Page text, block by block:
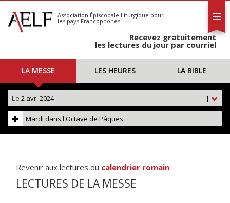
S'abonner
Calendrier
Association Épiscopale Liturgique pour
les pays Francophones
Recevez gratuitement
les lectures du jour par courriel
LA MESSE LES HEURES LA BIBLE
|
Le 2 avr. 2024
Mardi dans l'Octave de Pâques
Revenir aux lectures du calendrier romain.
LECTURES DE LA MESSE